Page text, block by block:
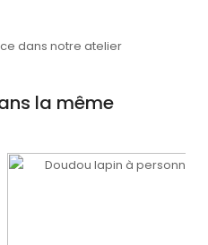
dans notre atelier
la même